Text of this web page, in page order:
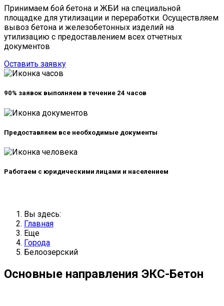
Принимаем бой бетона и ЖБИ на специальной
площадке для утилизации и переработки. Осуществляем
вывоз бетона и железобетонных изделий на
утилизацию с предоставлением всех отчетных
документов
Оставить заявку
90% заявок выполняем втечение 24 часов
Предоставляем все необходимые документы
Работаем с юридическими лицами и населением
Вы здесь:
Главная
Еще
Города
Белоозерский
Основные направления ЭКС-Бетон